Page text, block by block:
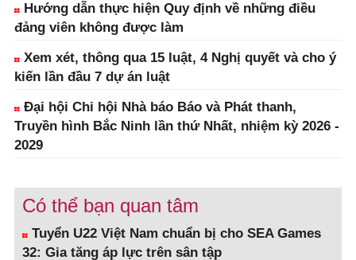
Hướng dẫn thực hiện Quy định về những điều
đảng viên không được làm
Xem xét, thông qua 15 luật, 4 Nghị quyết và cho ý
kiến lần đầu 7 dự án luật
Đại hội Chi hội Nhà báo Báo và Phát thanh,
Truyền hình Bắc Ninh lần thứ Nhất, nhiệm kỳ 2026 -
2029
Có thể bạn quan tâm
Tuyển U22 Việt Nam chuẩn bị cho SEA Games
32: Gia tăng áp lực trên sân tập